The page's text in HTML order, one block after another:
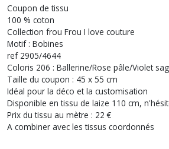
Coupon de tissu
100 % coton
Collection frou Frou I love couture
Motif : Bobines
ref 2905/4644
Coloris 206 : Ballerine/Rose pâle/Violet
Taille du coupon : 45 x 55 cm
Idéal pour la déco et la customisation
Disponible en tissu de laize 110 cm,
Prix du tissu au mètre : 22 €
A combiner avec les tissus coordonnés